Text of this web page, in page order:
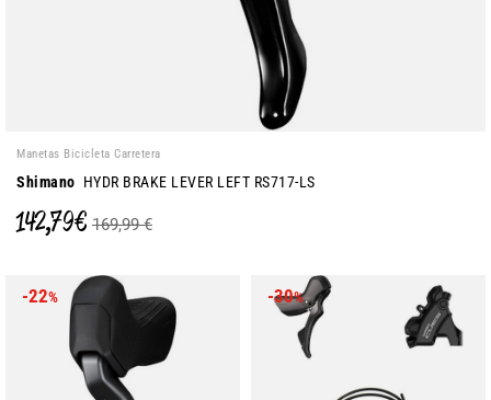
Manetas Bicicleta Carretera
Shimano HYDR BRAKE LEVER LEFT RS717-LS
142,79 € 169,99 €
-22% -30%